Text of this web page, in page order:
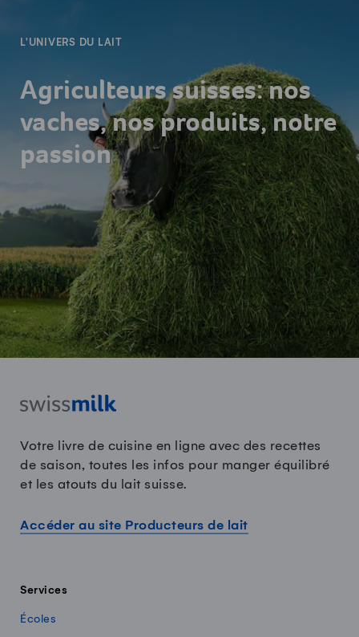
L'UNIVERS DU LAIT
Agriculteurs suisses: nos
vaches, nos produits, notre
passion
Votre livre de cuisine en ligne avec des recettes
de saison, toutes les infos pour manger équilibré
et les atouts du lait suisse.
Accéder au site Producteurs de lait
Services
Écoles